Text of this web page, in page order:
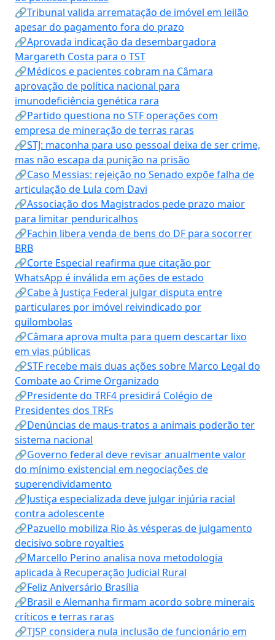
🔗Tribunal valida arrematação de imóvel em leilão
apesar do pagamento fora do prazo
🔗Aprovada indicação da desembargadora
Margareth Costa para o TST
🔗Médicos e pacientes cobram na Câmara
aprovação de política nacional para
imunodeficiência genética rara
🔗Partido questiona no STF operações com
empresa de mineração de terras raras
🔗STJ: maconha para uso pessoal deixa de ser crime,
mas não escapa da punição na prisão
🔗Caso Messias: rejeição no Senado expõe falha de
articulação de Lula com Davi
🔗Associação dos Magistrados pede prazo maior
para limitar penduricalhos
🔗Fachin libera venda de bens do DF para socorrer
BRB
🔗Corte Especial reafirma que citação por
WhatsApp é inválida em ações de estado
🔗Cabe à Justiça Federal julgar disputa entre
particulares por imóvel reivindicado por
quilombolas
🔗Câmara aprova multa para quem descartar lixo
em vias públicas
🔗STF recebe mais duas ações sobre Marco Legal do
Combate ao Crime Organizado
🔗Presidente do TRF4 presidirá Colégio de
Presidentes dos TRFs
🔗Denúncias de maus-tratos a animais poderão ter
sistema nacional
🔗Governo federal deve revisar anualmente valor
do mínimo existencial em negociações de
superendividamento
🔗Justiça especializada deve julgar injúria racial
contra adolescente
🔗Pazuello mobiliza Rio às vésperas de julgamento
decisivo sobre royalties
🔗Marcello Perino analisa nova metodologia
aplicada à Recuperação Judicial Rural
🔗Feliz Aniversário Brasília
🔗Brasil e Alemanha firmam acordo sobre minerais
críticos e terras raras
🔗TJSP considera nula inclusão de funcionário em